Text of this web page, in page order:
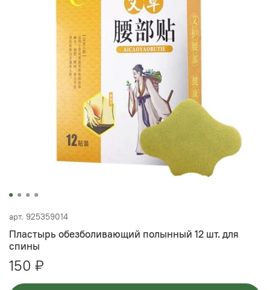
арт. 925359014
Пластырь обезболивающий полынный 12 шт. для
спины
150 ₽